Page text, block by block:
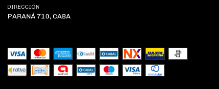
DIRECCIÓN
PARANÁ 710, CABA